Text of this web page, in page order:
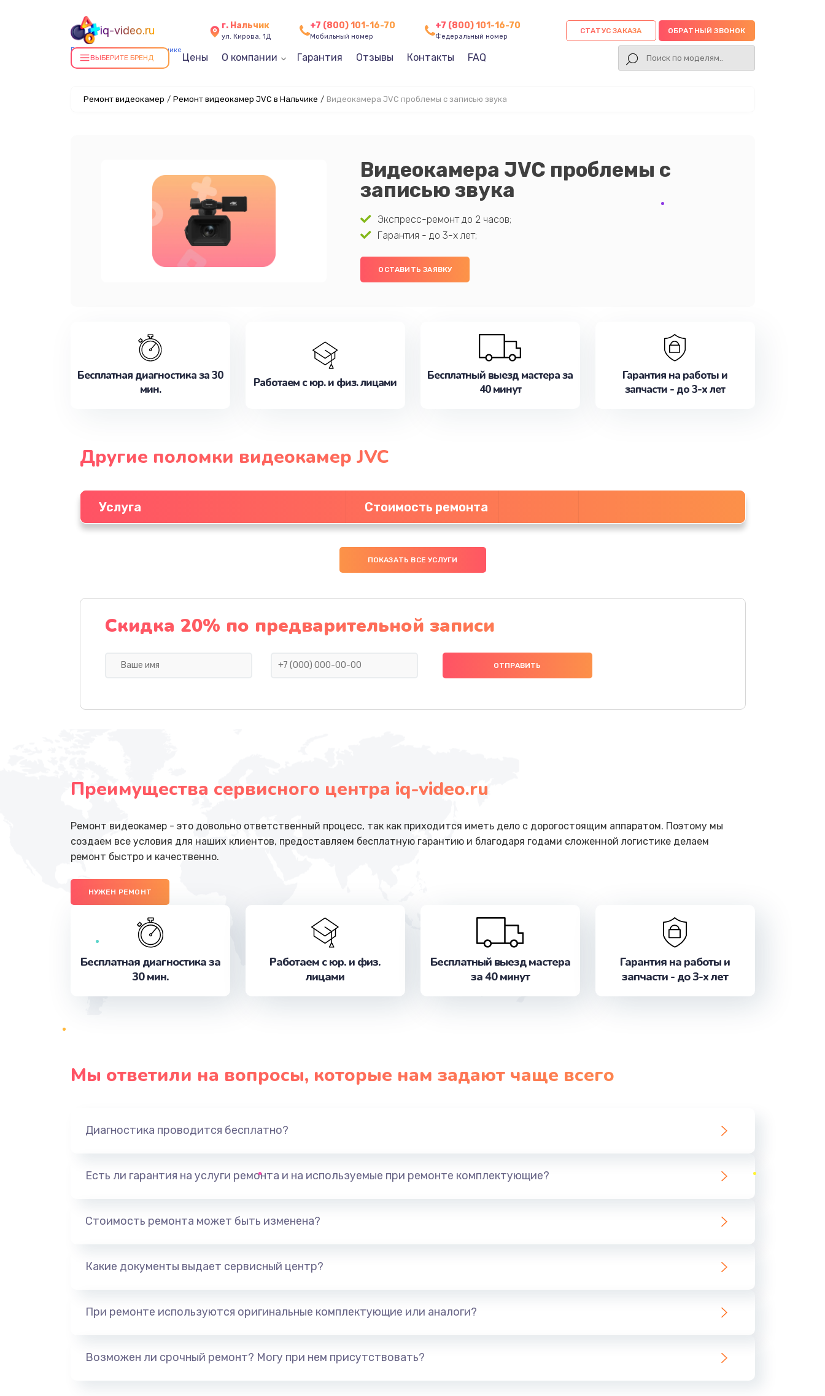
iq-video.ru
Ремонт видеокамер в Нальчике
г. Нальчик
ул. Кирова, 1Д
+7 (800) 101-16-70
Мобильный номер
+7 (800) 101-16-70
Федеральный номер
СТАТУС ЗАКАЗА ОБРАТНЫЙ ЗВОНОК
ВЫБЕРИТЕ БРЕНД Цены О компании Гарантия Отзывы Контакты FAQ
Ремонт видеокамер / Ремонт видеокамер JVC в Нальчике / Видеокамера JVC проблемы с записью звука
Видеокамера JVC проблемы с
записью звука
Экспресс-ремонт до 2 часов;
Гарантия - до 3-х лет;
ОСТАВИТЬ ЗАЯВКУ
Бесплатная диагностика за 30
мин.
Работаем с юр. и физ. лицами
Бесплатный выезд мастера за
40 минут
Гарантия на работы и
запчасти - до 3-х лет
Другие поломки видеокамер JVC
Услуга Стоимость ремонта
ПОКАЗАТЬ ВСЕ УСЛУГИ
Скидка 20% по предварительной записи
Преимущества сервисного центра iq-video.ru
Ремонт видеокамер - это довольно ответственный процесс, так как приходится иметь дело с дорогостоящим аппаратом. Поэтому мы
создаем все условия для наших клиентов, предоставляем бесплатную гарантию и благодаря годами сложенной логистике делаем
ремонт быстро и качественно.
НУЖЕН РЕМОНТ
Бесплатная диагностика за
30 мин.
Работаем с юр. и физ.
лицами
Бесплатный выезд мастера
за 40 минут
Гарантия на работы и
запчасти - до 3-х лет
Мы ответили на вопросы, которые нам задают чаще всего
Диагностика проводится бесплатно?
Есть ли гарантия на услуги ремонта и на используемые при ремонте комплектующие?
Стоимость ремонта может быть изменена?
Какие документы выдает сервисный центр?
При ремонте используются оригинальные комплектующие или аналоги?
Возможен ли срочный ремонт? Могу при нем присутствовать?